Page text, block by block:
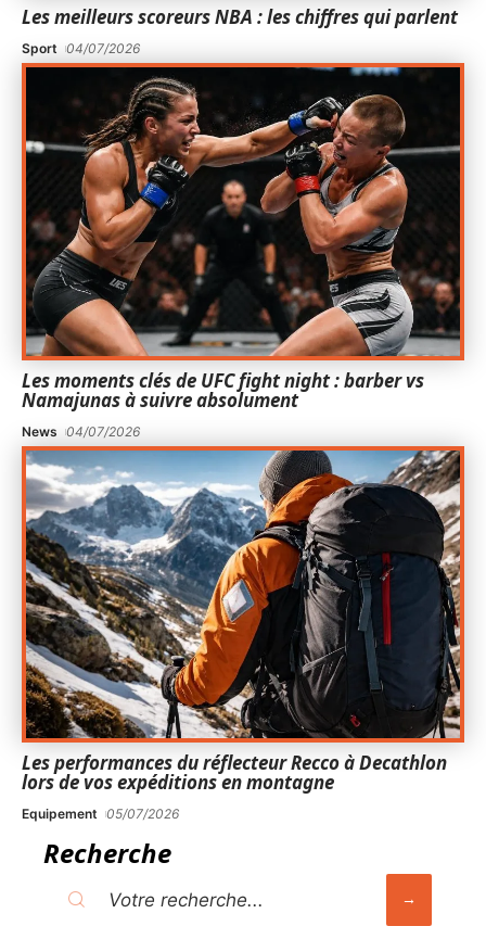
Les meilleurs scoreurs NBA : les chiffres qui parlent
Sport 04/07/2026
Les moments clés de UFC fight night : barber vs
Namajunas à suivre absolument
News 04/07/2026
Les performances du réflecteur Recco à Decathlon
lors de vos expéditions en montagne
Equipement 05/07/2026
Recherche